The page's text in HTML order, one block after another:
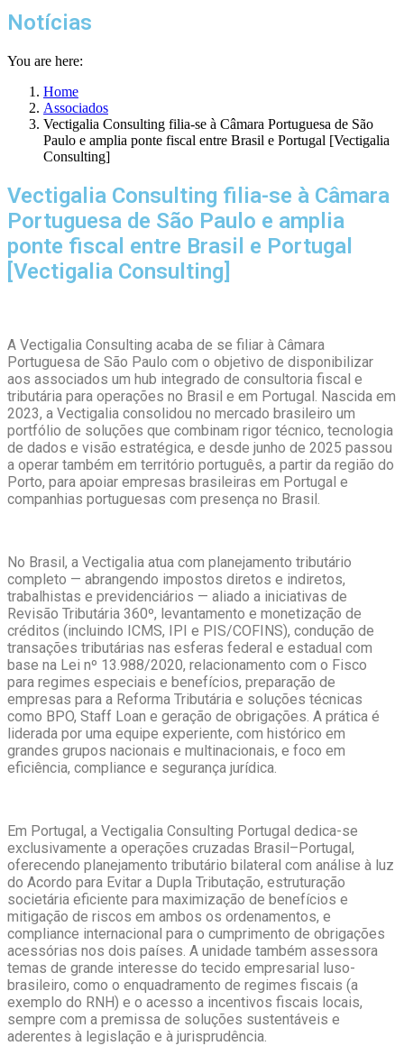
Notícias
You are here:
Home
Associados
Vectigalia Consulting filia-se à Câmara Portuguesa de São
Paulo e amplia ponte fiscal entre Brasil e Portugal [Vectigalia
Consulting]
Vectigalia Consulting filia-se à Câmara
Portuguesa de São Paulo e amplia
ponte fiscal entre Brasil e Portugal
[Vectigalia Consulting]
A Vectigalia Consulting acaba de se filiar à Câmara
Portuguesa de São Paulo com o objetivo de disponibilizar
aos associados um hub integrado de consultoria fiscal e
tributária para operações no Brasil e em Portugal. Nascida em
2023, a Vectigalia consolidou no mercado brasileiro um
portfólio de soluções que combinam rigor técnico, tecnologia
de dados e visão estratégica, e desde junho de 2025 passou
a operar também em território português, a partir da região do
Porto, para apoiar empresas brasileiras em Portugal e
companhias portuguesas com presença no Brasil.
No Brasil, a Vectigalia atua com planejamento tributário
completo — abrangendo impostos diretos e indiretos,
trabalhistas e previdenciários — aliado a iniciativas de
Revisão Tributária 360º, levantamento e monetização de
créditos (incluindo ICMS, IPI e PIS/COFINS), condução de
transações tributárias nas esferas federal e estadual com
base na Lei nº 13.988/2020, relacionamento com o Fisco
para regimes especiais e benefícios, preparação de
empresas para a Reforma Tributária e soluções técnicas
como BPO, Staff Loan e geração de obrigações. A prática é
liderada por uma equipe experiente, com histórico em
grandes grupos nacionais e multinacionais, e foco em
eficiência, compliance e segurança jurídica.
Em Portugal, a Vectigalia Consulting Portugal dedica-se
exclusivamente a operações cruzadas Brasil–Portugal,
oferecendo planejamento tributário bilateral com análise à luz
do Acordo para Evitar a Dupla Tributação, estruturação
societária eficiente para maximização de benefícios e
mitigação de riscos em ambos os ordenamentos, e
compliance internacional para o cumprimento de obrigações
acessórias nos dois países. A unidade também assessora
temas de grande interesse do tecido empresarial luso-
brasileiro, como o enquadramento de regimes fiscais (a
exemplo do RNH) e o acesso a incentivos fiscais locais,
sempre com a premissa de soluções sustentáveis e
aderentes à legislação e à jurisprudência.